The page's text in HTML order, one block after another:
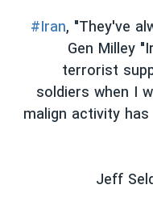
#Iran, "They've
Gen Milley
terrorist
soldiers when I
malign activity